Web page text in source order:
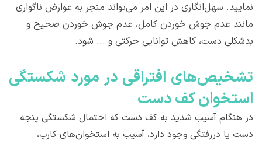
نمایید. سهل‌انگاری در این امر می‌تواند منجر به عوارض ناگواری
مانند عدم جوش خوردن کامل، عدم جوش خوردن صحیح و
بدشکلی دست، کاهش توانایی حرکتی و ... شود.
تشخیص‌های افتراقی در مورد شکستگی
استخوان کف دست
در هنگام آسیب شدید به کف دست که احتمال شکستگی پنجه
دست یا دررفتگی وجود دارد، آسیب به استخوان‌های کارپ،